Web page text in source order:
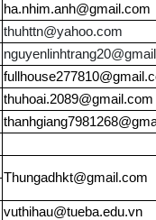
ha.nhim.anh@gmail.com
thuhttn@yahoo.com
thuhoai.2089@gmail.com
Thungadhkt@gmail.com
vuthihau@tueba.edu.vn